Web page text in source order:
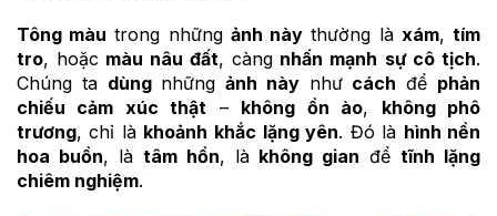
Tông màu trong những ảnh này thường là xám,tím
tro, hoặc màu nâu đất, càng nhấn mạnh sự cô tịch.
Chúng ta dùngnhữngảnh nàynhư cách để phản
chiếu cảm xúc thật – không ồn ào, không phô
trương, chỉ là khoảnh khắc lặng yên. Đó là hình nền
hoa buồn, là tâm hồn, là không gian đểtĩnh lặng
chiêm nghiệm.